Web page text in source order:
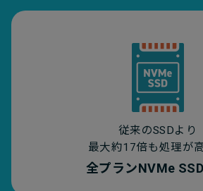
従来のSSDより
最大約17倍も処理が
全プランNVMe